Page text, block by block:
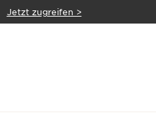
Jetzt zugreifen >